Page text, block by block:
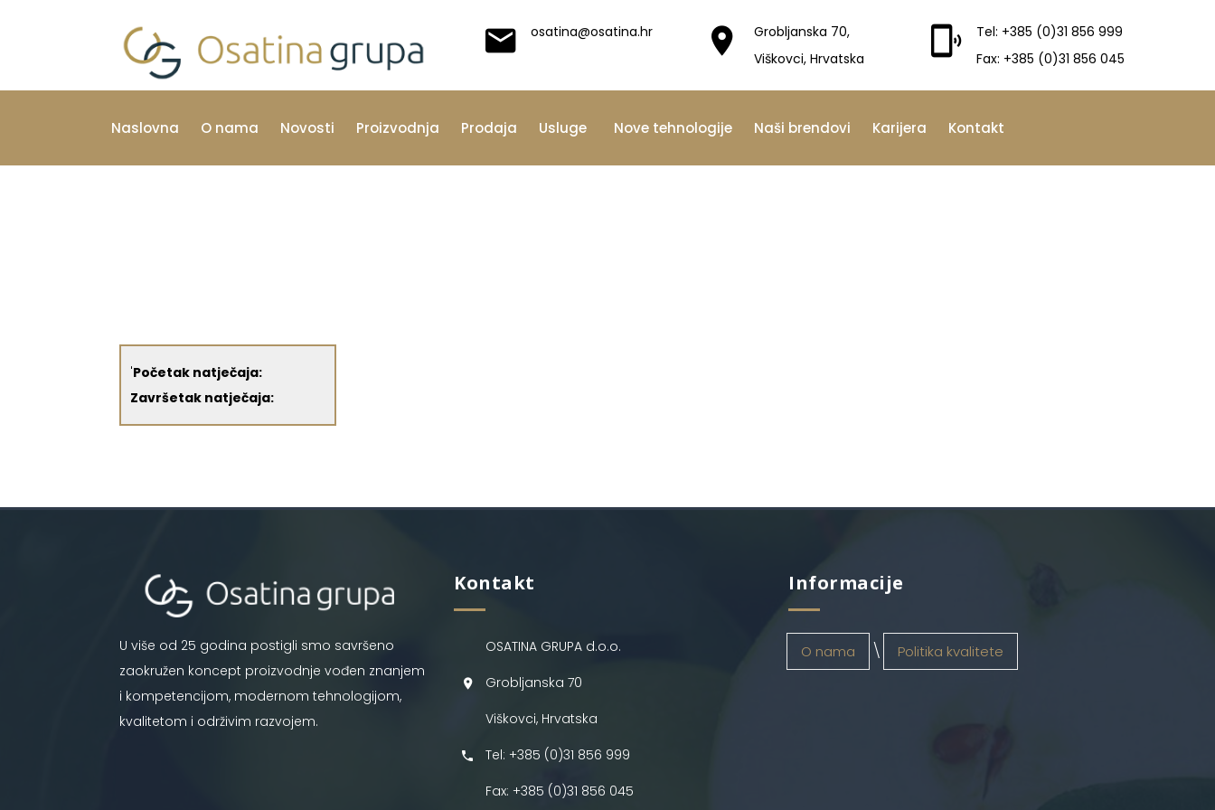
osatina@osatina.hr
Grobljanska 70,
Viškovci, Hrvatska
Tel: +385 (0)31 856 999
Fax: +385 (0)31 856 045
Naslovna O nama Novosti Proizvodnja Prodaja Usluge Nove tehnologije Naši brendovi Karijera Kontakt
'Početak natječaja:
Završetak natječaja:
U više od 25 godina postigli smo savršeno
zaokružen koncept proizvodnje vođen znanjem
i kompetencijom, modernom tehnologijom,
kvalitetom i održivim razvojem.
Kontakt
OSATINA GRUPA d.o.o.
Grobljanska 70
Viškovci, Hrvatska
Tel: +385 (0)31 856 999
Fax: +385 (0)31 856 045
Informacije
O nama Politika kvalitete